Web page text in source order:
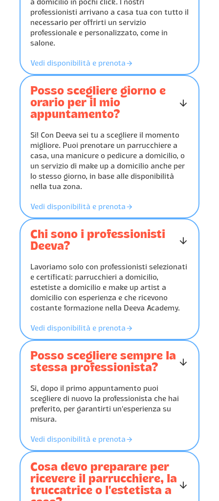
a domicilio in pochi click. I nostri
professionisti arrivano a casa tua con tutto il
necessario per offrirti un servizio
professionale e personalizzato, come in
salone.
Vedi disponibilità e prenota 󰁔
Posso scegliere giorno e
orario per il mio
appuntamento?
󰁅
Sì! Con Deeva sei tu a scegliere il momento
migliore. Puoi prenotare un parrucchiere a
casa, una manicure o pedicure a domicilio, o
un servizio di make up a domicilio anche per
lo stesso giorno, in base alle disponibilità
nella tua zona.
Vedi disponibilità e prenota 󰁔
Chi sono i professionisti
Deeva?
󰁅
Lavoriamo solo con professionisti selezionati
e certificati: parrucchieri a domicilio,
estetiste a domicilio e make up artist a
domicilio con esperienza e che ricevono
costante formazione nella Deeva Academy.
Vedi disponibilità e prenota 󰁔
Posso scegliere sempre la
stessa professionista?
󰁅
Sì, dopo il primo appuntamento puoi
scegliere di nuovo la professionista che hai
preferito, per garantirti un’esperienza su
misura.
Vedi disponibilità e prenota 󰁔
Cosa devo preparare per
ricevere il parrucchiere, la
truccatrice o l’estetista a
󰁅